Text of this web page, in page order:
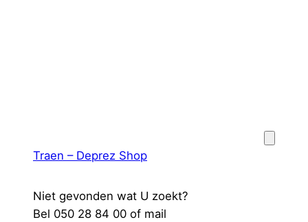
Traen – Deprez Shop
Niet gevonden wat U zoekt?
Bel 050 28 84 00 of mail